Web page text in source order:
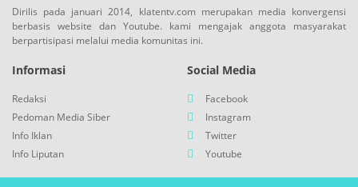
Dirilis pada januari 2014, klatentv.com merupakan media konvergensi
berbasis website dan Youtube. kami mengajak anggota masyarakat
berpartisipasi melalui media komunitas ini.
Informasi
Redaksi
Pedoman Media Siber
Info Iklan
Info Liputan
Social Media
Facebook
Instagram
Twitter
Youtube